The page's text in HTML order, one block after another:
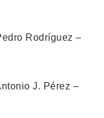
Rodríguez –
J. Pérez –